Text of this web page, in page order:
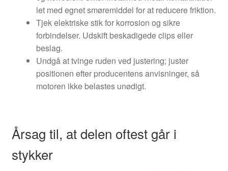
let med egnet smøremiddel for at reducere friktion.
Tjek elektriske stik for korrosion og sikre
forbindelser. Udskift beskadigede clips eller
beslag.
Undgå at tvinge ruden ved justering; juster
positionen efter producentens anvisninger, så
motoren ikke belastes unødigt.
Årsag til, at delen oftest går i
stykker